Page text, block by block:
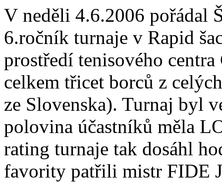
V neděli 4.6.2006 pořádal
6.ročník turnaje v Rapid
prostředí tenisového
celkem třicet borců z
ze Slovenska). Turnaj byl
polovina účastníků měla
rating turnaje tak dosáhl
favority patřili mistr FIDE